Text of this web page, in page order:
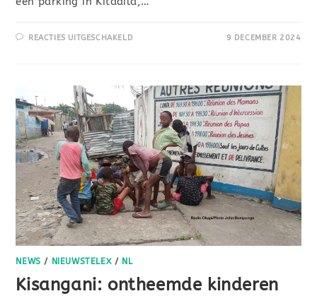
REACTIES UITGESCHAKELD 9 DECEMBER 2024
NEWS / NIEUWSTELEX/ NL
Kisangani: ontheemde kinderen